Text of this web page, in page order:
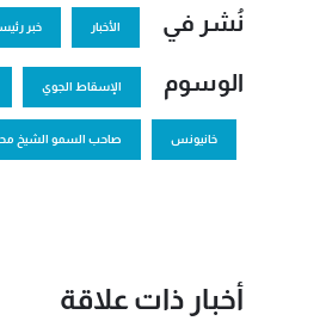
نُشر في الأخبار خبر
الوسوم الإسقاط الجوي
خانيونس صاحب السمو الشيخ
أخبار ذات علاقة